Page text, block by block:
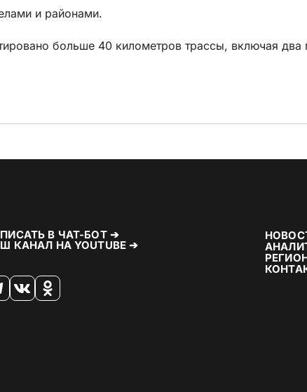
и районами.
больше 40 километров трассы, включая
В ЧАТ-БОТ ➔
КАНАЛ НА YOUTUBE ➔